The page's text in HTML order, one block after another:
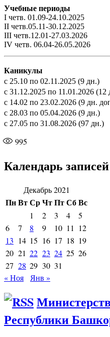
Учебные периоды
I четв. 01.09-24.10.2025
II четв.05.11-30.12.2025
III четв.12.01-27.03.2026
IV четв. 06.04-26.05.2026
Каникулы
с 25.10 по 02.11.2025 (9 дн.)
с 31.12.2025 по 11.01.2026 (12
с 14.02 по 23.02.2026 (9 дн.
с 28.03 по 05.04.2026 (9 дн.)
с 27.05 по 31.08.2026 (97 дн.)
995
Календарь записей
Декабрь 2021
ПнВтСрЧтПтСбВс
1 2 3 4
5
6
7 8 9 10 11
12
13 14 15 16 17 18 19
20 21 22 23 24 25 26
27 28 29 30 31
« Ноя
Янв »
Республики